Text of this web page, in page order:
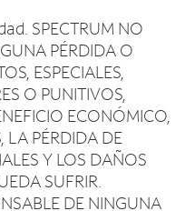
SPECTRUM NO
PÉRDIDA O
ESPECIALES,
O PUNITIVOS,
ECONÓMICO,
LA PÉRDIDA DE
Y LOS DAÑOS
SUFRIR.
DE NINGUNA